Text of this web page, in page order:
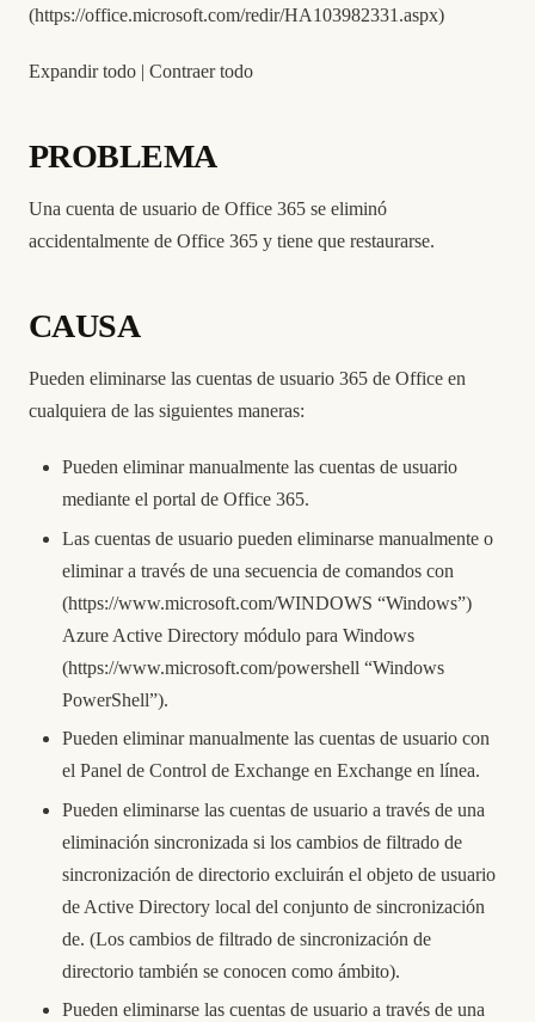
(https://office.microsoft.com/redir/HA103982331.aspx)
Expandir todo | Contraer todo
PROBLEMA
Una cuenta de usuario de Office 365 se eliminó
accidentalmente de Office 365 y tiene que restaurarse.
CAUSA
Pueden eliminarse las cuentas de usuario 365 de Office en
cualquiera de las siguientes maneras:
Pueden eliminar manualmente las cuentas de usuario
mediante el portal de Office 365.
Las cuentas de usuario pueden eliminarse manualmente o
eliminar a través de una secuencia de comandos con
(https://www.microsoft.com/WINDOWS “Windows”)
Azure Active Directory módulo para Windows
(https://www.microsoft.com/powershell “Windows
PowerShell”).
Pueden eliminar manualmente las cuentas de usuario con
el Panel de Control de Exchange en Exchange en línea.
Pueden eliminarse las cuentas de usuario a través de una
eliminación sincronizada si los cambios de filtrado de
sincronización de directorio excluirán el objeto de usuario
de Active Directory local del conjunto de sincronización
de. (Los cambios de filtrado de sincronización de
directorio también se conocen como ámbito).
Pueden eliminarse las cuentas de usuario a través de una